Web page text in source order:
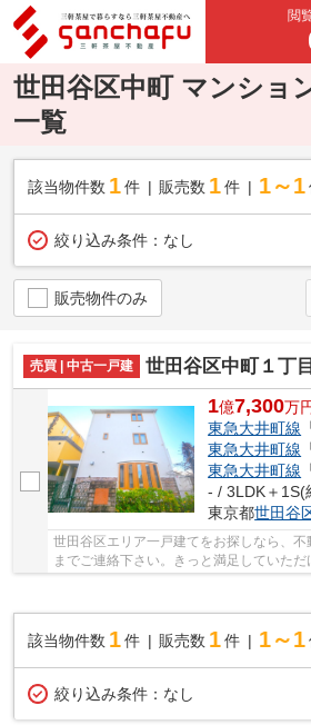
閲
世田谷区中町 マンショ
一覧
該当物件数 1件 販売数 1 件 1～1
絞り込み条件： なし
販売物件のみ
売買 | 中古一戸建 世田谷区中町１丁
1億7,300万
東急大井町線
東急大井町線
東急大井町線
- / 3LDK＋1S(
東京都世田谷
世田谷区エリア一戸建てをお探しなら、
までご連絡下さい。きっと満足していただ
該当物件数 1件 販売数 1 件 1～1
絞り込み条件： なし